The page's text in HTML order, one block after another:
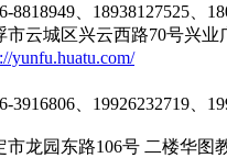
8818949、18938127525、
市云城区兴云西路70号兴业
yunfu.huatu.com/
、19926232719、
市龙园东路106号 二楼华图